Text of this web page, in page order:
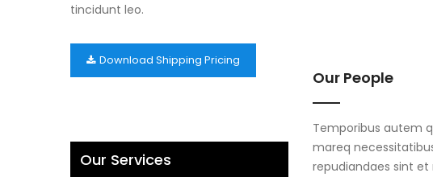
Our People
Temporibus autem
mareq
repudiandaes sint
tincidunt leo.
Download Shipping Pricing
Our Services